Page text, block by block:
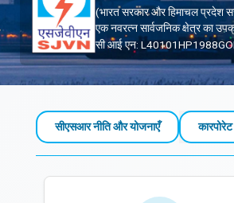
(भारत सरकार और हिमाचल प्रदेश
एक नवरत्न सार्वजनिक क्षेत्र का
सी आई एन:
एसजेवीएन में सीएसआर
सीएसआर नीति और योजनाएँ कारपोरेट